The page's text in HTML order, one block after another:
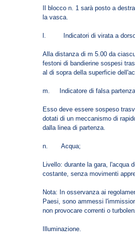
Il blocco n. 1 sarà posto a
la vasca.
l. Indicatori di virata a
Alla distanza di m 5.00 da
festoni di bandierine sospesi
al di sopra della superficie
m. Indicatore di falsa partenza
Esso deve essere sospeso
dotati di un meccanismo di
dalla linea di partenza.
n. Acqua;
Livello: durante la gara, l'acqua
costante, senza movimenti
Nota: In osservanza ai
Paesi, sono ammessi
non provocare correnti o
Illuminazione.